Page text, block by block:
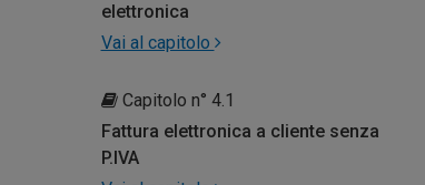
elettronica
Vai al capitolo
Capitolo n° 4.1
Fattura elettronica a cliente senza
P.IVA